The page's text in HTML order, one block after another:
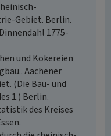
Gebiet. Berlin.
1775-
und Kokereien
Aachener
(Die Bau- und
1.) Berlin.
des Kreises